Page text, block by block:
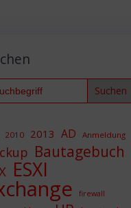
2010 2013 AD Anmeldung
Bautagebuch
ESXI
firewall